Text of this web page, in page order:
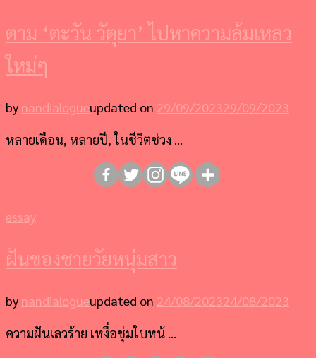
ตาม ‘ตะวัน วัตุยา’ ไปหาความล้มเหลว
ใหม่ๆ
by nandialogueupdated on 29/09/202329/09/2023
หลายเดือน, หลายปี, ในชีวิตช่วง …
essay
ฝันของชายวัยหนุ่มสาว
by nandialogueupdated on 24/08/202324/08/2023
ความฝันเลวร้าย เหงื่อชุ่มใบหน้ …